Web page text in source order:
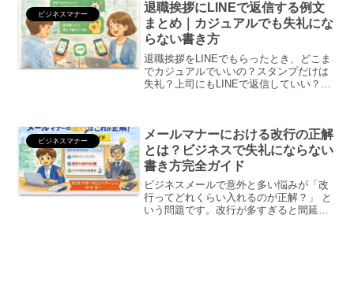
などあらゆる欠席シーンで使...
ビジネスマナー
退職挨拶にLINEで返信する例文
まとめ｜カジュアルでも失礼にな
らない書き方
退職挨拶をLINEでもらったとき、どこま
でカジュアルでいいの？スタンプだけは
失礼？上司にもLINEで返信していい？既
も不自然。こ...
ビジネスマナー
メールマナーにおける改行の正解
とは？ビジネスで失礼にならない
書き方完全ガイド
ビジネスメールで意外と多い悩みが「改
行ってどれくらい入れるのが正解？」 と
いう問題です。改行が多すぎると間延び